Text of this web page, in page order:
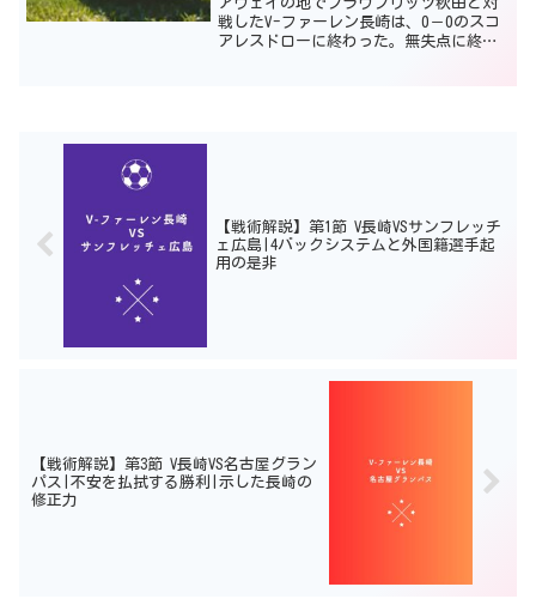
戦したV-ファーレン長崎は、0－0のスコ
アレスドローに終わった。無失点に終わ
【戦術解説】第1節 V長崎VSサンフレッチ
ェ広島|4バックシステムと外国籍選手起
用の是非
【戦術解説】第3節 V長崎VS名古屋グラン
パス|不安を払拭する勝利|示した長崎の
修正力